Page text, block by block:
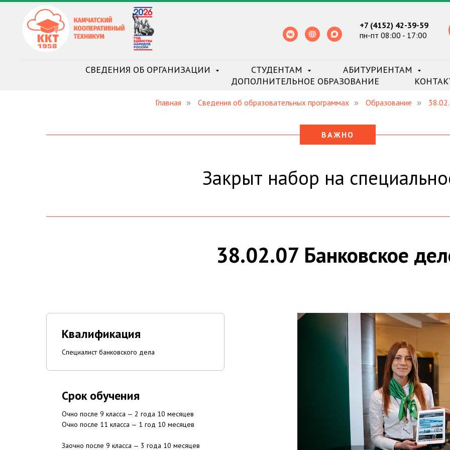
+7 (4152) 42-39-59
пн-пт 08:00 - 17:00
СВЕДЕНИЯ ОБ ОРГАНИЗАЦИИ СТУДЕНТАМ
АБИТУРИЕНТАМ
ДОПОЛНИТЕЛЬНОЕ ОБРАЗОВАНИЕ
Главная » Сведения об образовательных программах » Образование »
ВАЖНО
Закрыт набор на
38.02.07 Банковское
Квалификация
Специалист банковского дела
Срок обучения
Очно после 9 класса — 2 года 10 месяцев
Очно после 11 класса — 1 год 10 месяцев
Заочно после 9 класса — 3 года 10 месяцев